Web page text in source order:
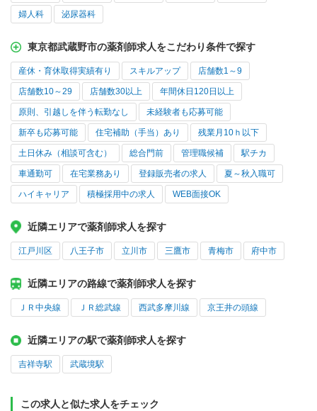
婦人科 泌尿器科
東京都武蔵野市の薬剤師求人をこだわり条件で探す
産休・育休取得実績有り スキルアップ 店舗数1～9
店舗数10～29 店舗数30以上 年間休日120日以上
原則、引越しを伴う転勤なし 未経験者も応募可能
新卒も応募可能 住宅補助（手当）あり 残業月10ｈ以下
土日休み（相談可含む） 総合門前 管理職候補 駅チカ
車通勤可 在宅業務あり 登録販売者の求人 夏～秋入職可
ハイキャリア 積極採用中の求人 WEB面接OK
近隣エリアで薬剤師求人を探す
江戸川区 八王子市 立川市 三鷹市 青梅市 府中市
近隣エリアの路線で薬剤師求人を探す
ＪＲ中央線 ＪＲ総武線 西武多摩川線 京王井の頭線
近隣エリアの駅で薬剤師求人を探す
吉祥寺駅 武蔵境駅
この求人と似た求人をチェック